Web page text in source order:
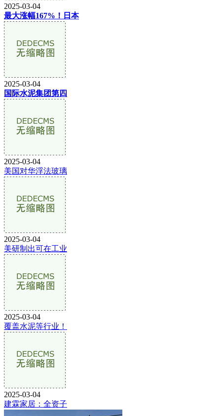
2025-03-04
最大涨幅167%！日本
2025-03-04
国际水泥集团第四
2025-03-04
美国对华浮法玻璃
2025-03-04
美研制出可在工业
2025-03-04
覆盖水泥等行业！
2025-03-04
建霖家居：全资子